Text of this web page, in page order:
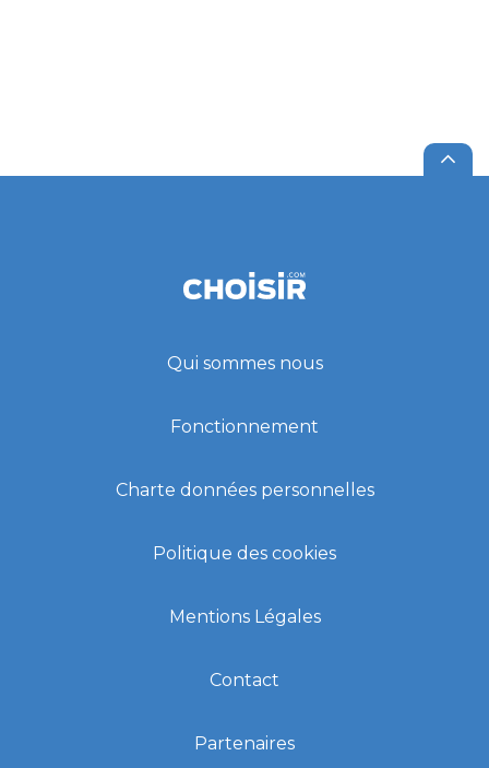
Qui sommes nous
Fonctionnement
Charte données personnelles
Politique des cookies
Mentions Légales
Contact
Partenaires